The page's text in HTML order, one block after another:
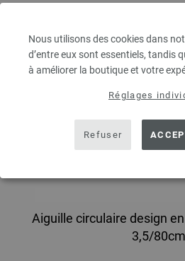
Nous utilisons des cookies dans
d’entre eux sont essentiels, tandis
à améliorer la boutique et votre
Réglages
Refuser
Aiguille circulaire design
3,5/80cm